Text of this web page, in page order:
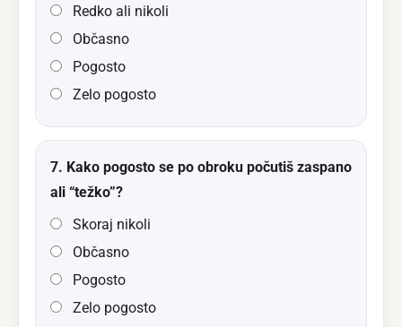
Redko ali nikoli
Občasno
Pogosto
Zelo pogosto
7. Kako pogosto se po obroku počutiš zaspano
ali “težko”?
Skoraj nikoli
Občasno
Pogosto
Zelo pogosto